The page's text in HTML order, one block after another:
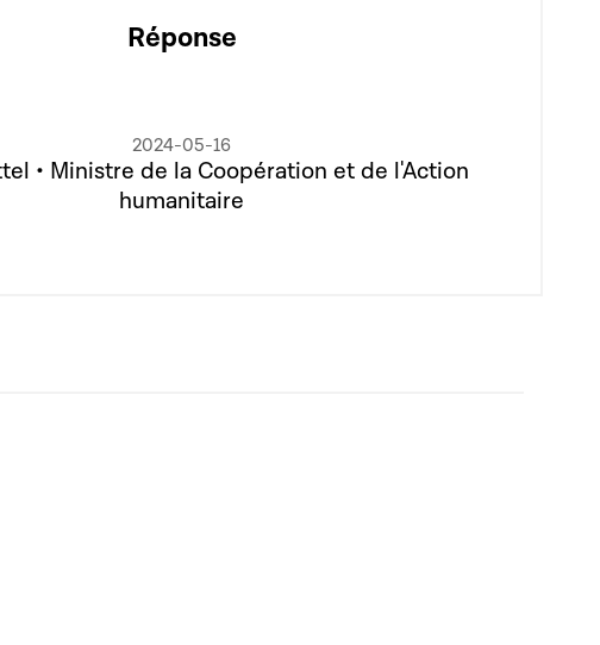
Réponse
2024-05-16
• Ministre de la Coopération et de l'Action
humanitaire